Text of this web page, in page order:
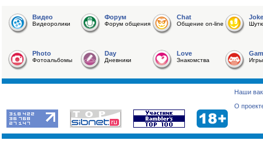
Видео
Видеоролики
Форум
Форум общения
Chat
Общение on-line
Joke
Photo
Фотоальбомы
Day
Дневники
Love
Знакомства Игры
Наши
О